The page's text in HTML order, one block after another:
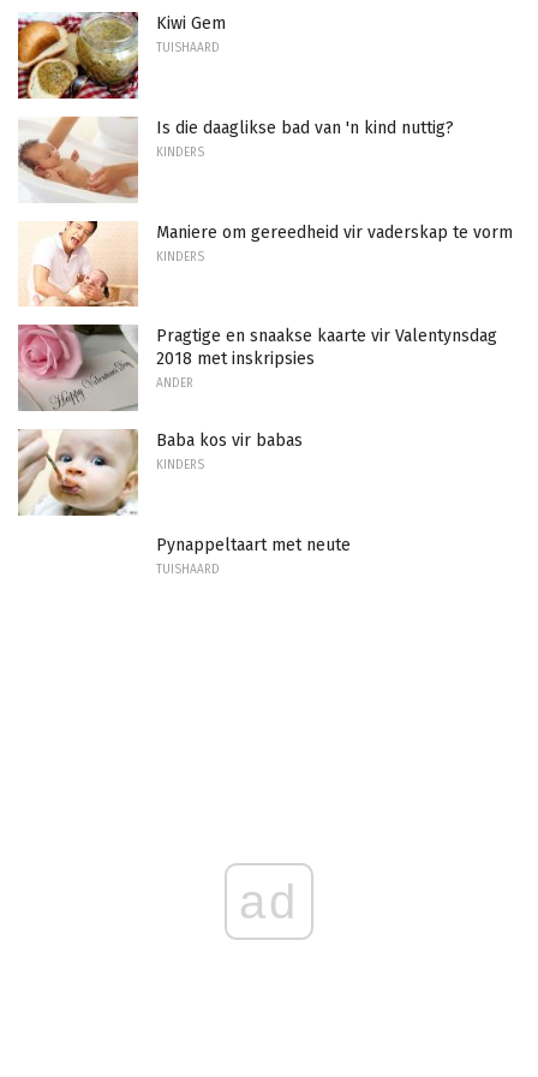
Kiwi Gem
TUISHAARD
Is die daaglikse bad van 'n kind nuttig?
KINDERS
Maniere om gereedheid vir vaderskap te vorm
KINDERS
Pragtige en snaakse kaarte vir Valentynsdag
2018 met inskripsies
ANDER
Baba kos vir babas
KINDERS
Pynappeltaart met neute
TUISHAARD
ad